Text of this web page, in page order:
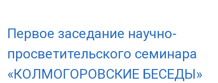
Первое заседание научно-
просветительского семинара
«КОЛМОГОРОВСКИЕ БЕСЕДЫ»